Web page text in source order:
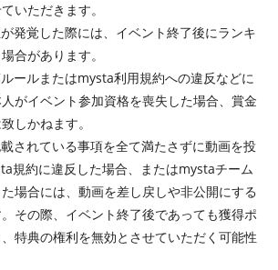
いただきます。
発覚した際には、イベント終了後にランキ
合があります。
ールまたはmysta利用規約への違反などに
がイベント参加資格を喪失した場合、賞金
しかねます。
されている事項を全て満たさずに動画を投
規約に違反した場合、またはmystaチーム
場合には、動画を差し戻しや非公開にする
その際、イベント終了後であっても獲得ポ
特典の権利を無効とさせていただく可能性